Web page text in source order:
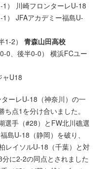
） 川崎フロンターレU-18
） JFAアカデミー福島U-
1-2）青森山田高校
0、後半0-0） 横浜FCユー
ャU18
ーレU-18（神奈川）の一
点1を分け合いました。
選手（#28）とFW北川礁選
島U-18（静岡）を破り、
レイソルU-18（千葉）と対
に2-2の同点とされました